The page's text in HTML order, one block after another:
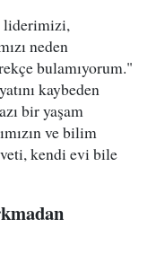
liderimizi,
neden
bulamıyorum."
kaybeden
bir yaşam
ve bilim
kendi evi bile